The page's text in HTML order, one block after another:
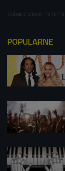
Zobacz więcej na
POPULARNE